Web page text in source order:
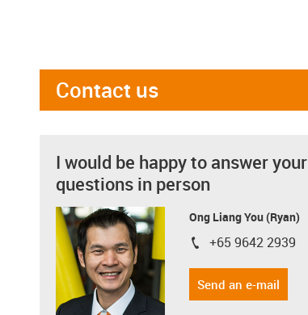
Contact us
I would be happy to answer your
questions in person
Ong Liang You (Ryan)
igus-icon-phone
+65 9642 2939
Send an e-mail